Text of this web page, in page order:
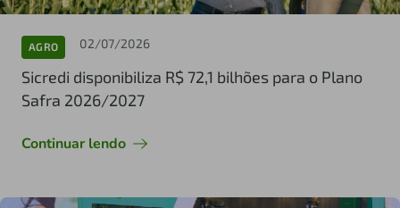
AGRO 02/07/2026
Sicredi disponibiliza R$ 72,1 bilhões para o Plano
Safra 2026/2027
Continuar lendo